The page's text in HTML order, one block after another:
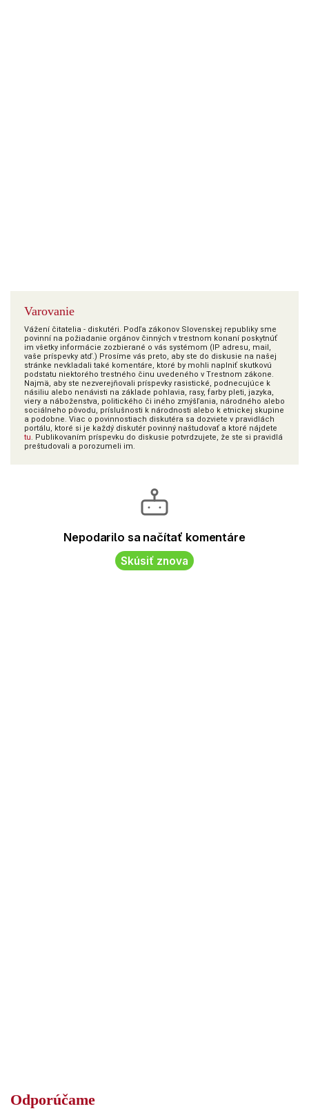
Varovanie
Vážení čitatelia - diskutéri. Podľa zákonov Slovenskej republiky sme
povinní na požiadanie orgánov činných v trestnom konaní poskytnúť
im všetky informácie zozbierané o vás systémom (IP adresu, mail,
vaše príspevky atď.) Prosíme vás preto, aby ste do diskusie na našej
stránke nevkladali také komentáre, ktoré by mohli naplniť skutkovú
podstatu niektorého trestného činu uvedeného v Trestnom zákone.
Najmä, aby ste nezverejňovali príspevky rasistické, podnecujúce k
násiliu alebo nenávisti na základe pohlavia, rasy, farby pleti, jazyka,
viery a náboženstva, politického či iného zmýšľania, národného alebo
sociálneho pôvodu, príslušnosti k národnosti alebo k etnickej skupine
a podobne. Viac o povinnostiach diskutéra sa dozviete v pravidlách
portálu, ktoré si je každý diskutér povinný naštudovať a ktoré nájdete
tu. Publikovaním príspevku do diskusie potvrdzujete, že ste si pravidlá
preštudovali a porozumeli im.
Odporúčame